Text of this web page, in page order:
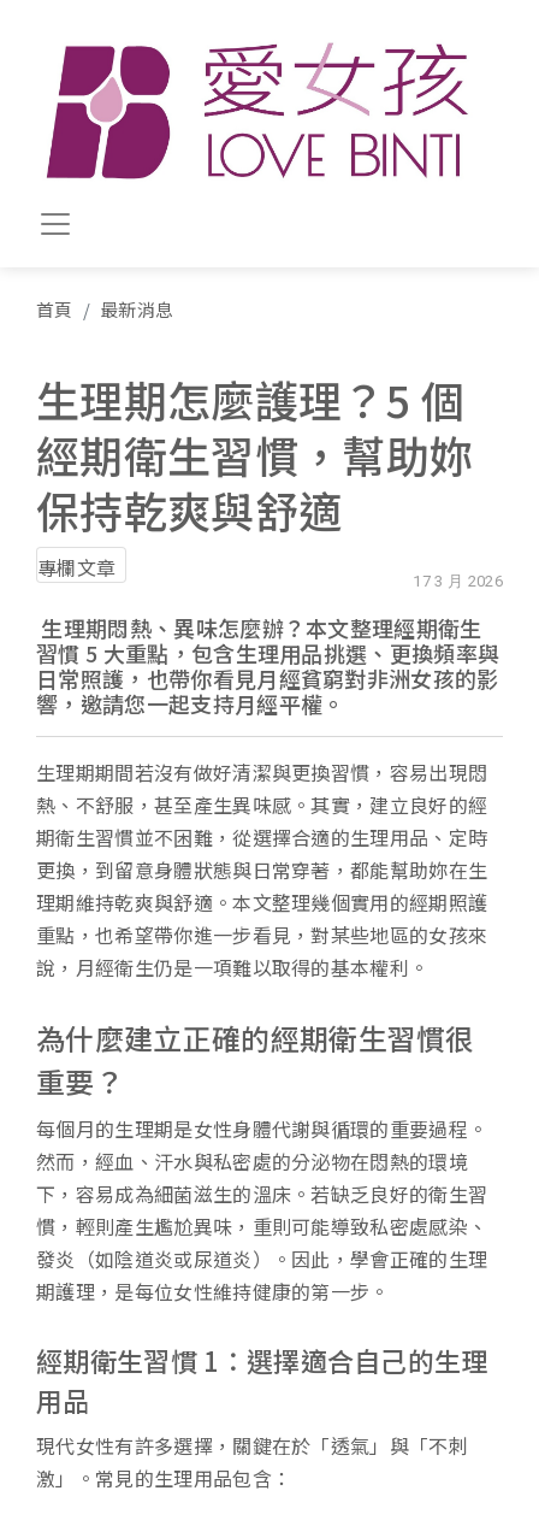
首頁 最新消息
生理期怎麼護理？5 個
經期衛生習慣，幫助妳
保持乾爽與舒適
專欄文章 17 3 月 2026
生理期悶熱、異味怎麼辦？本文整理經期衛生
習慣 5 大重點，包含生理用品挑選、更換頻率與
日常照護，也帶你看見月經貧窮對非洲女孩的影
響，邀請您一起支持月經平權。
生理期期間若沒有做好清潔與更換習慣，容易出現悶
熱、不舒服，甚至產生異味感。其實，建立良好的經
期衛生習慣並不困難，從選擇合適的生理用品、定時
更換，到留意身體狀態與日常穿著，都能幫助妳在生
理期維持乾爽與舒適。本文整理幾個實用的經期照護
重點，也希望帶你進一步看見，對某些地區的女孩來
說，月經衛生仍是一項難以取得的基本權利。
為什麼建立正確的經期衛生習慣很
重要？
每個月的生理期是女性身體代謝與循環的重要過程。
然而，經血、汗水與私密處的分泌物在悶熱的環境
下，容易成為細菌滋生的溫床。若缺乏良好的衛生習
慣，輕則產生尷尬異味，重則可能導致私密處感染、
發炎（如陰道炎或尿道炎）。因此，學會正確的生理
期護理，是每位女性維持健康的第一步。
經期衛生習慣 1：選擇適合自己的生理
用品
現代女性有許多選擇，關鍵在於「透氣」與「不刺
激」。常見的生理用品包含：